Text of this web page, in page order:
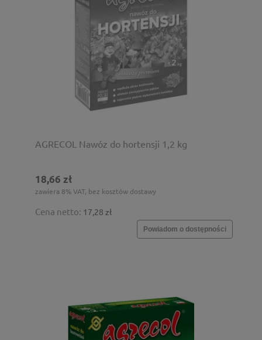
AGRECOL Nawóz do hortensji 1,2 kg
18,66 zł
zawiera 8% VAT, bez kosztów dostawy
Cena netto: 17,28 zł
Powiadom o dostępności